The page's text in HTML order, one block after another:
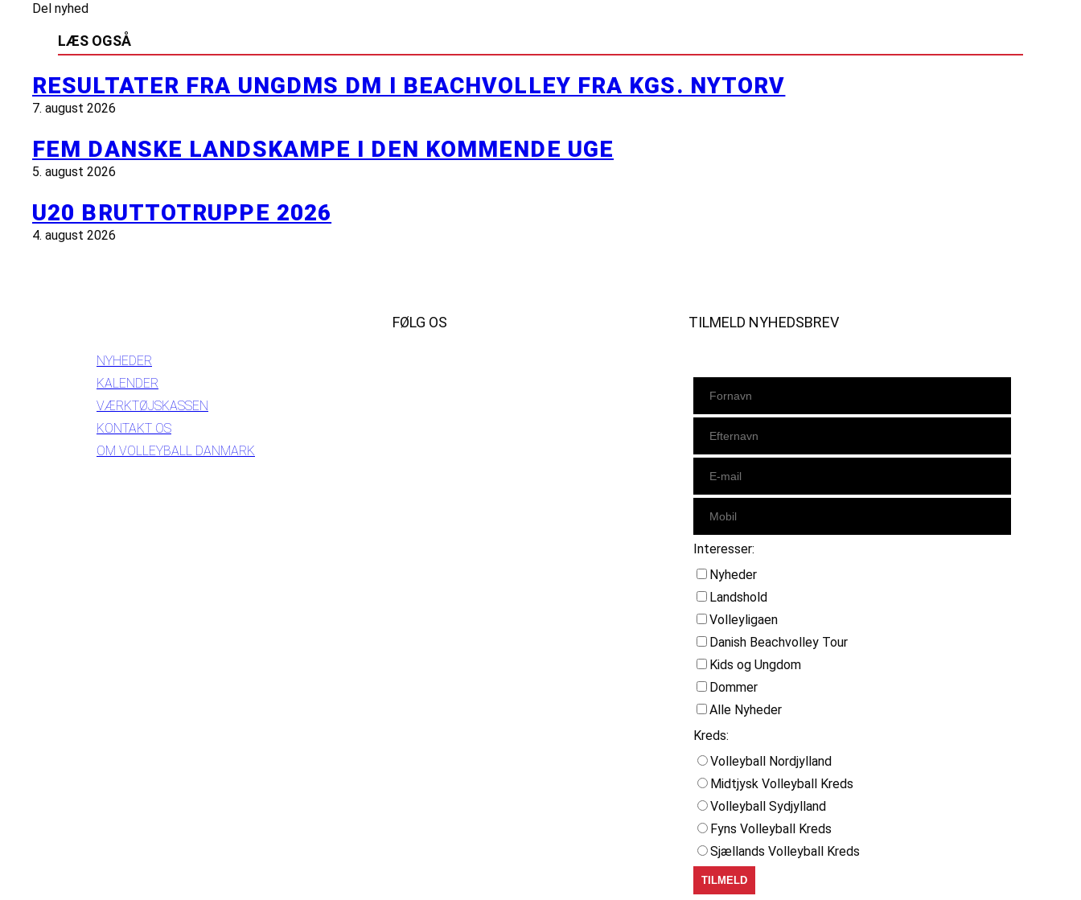
Del nyhed
LÆS OGSÅ
RESULTATER FRA UNGDMS DM I BEACHVOLLEY FRA KGS. NYTORV
7. august 2026
FEM DANSKE LANDSKAMPE I DEN KOMMENDE UGE
5. august 2026
U20 BRUTTOTRUPPE 2026
4. august 2026
NYHEDER
KALENDER
VÆRKTØJSKASSEN
KONTAKT OS
OM VOLLEYBALL DANMARK
FØLG OS TILMELD NYHEDSBREV
Interesser:
Nyheder
Landshold
Volleyligaen
Danish Beachvolley Tour
Kids og Ungdom
Dommer
Alle Nyheder
Kreds:
Volleyball Nordjylland
Midtjysk Volleyball Kreds
Volleyball Sydjylland
Fyns Volleyball Kreds
Sjællands Volleyball Kreds